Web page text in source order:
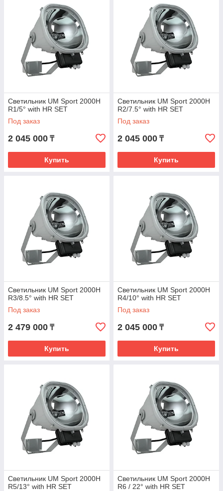
Светильник UM Sport 2000H
R1/5° with HR SET
Под заказ
2 045 000 ₸
Купить
Светильник UM Sport 2000H
R2/7.5° with HR SET
Под заказ
2 045 000 ₸
Купить
Светильник UM Sport 2000H
R3/8.5° with HR SET
Под заказ
2 479 000 ₸
Купить
Светильник UM Sport 2000H
R4/10° with HR SET
Под заказ
2 045 000 ₸
Купить
Светильник UM Sport 2000H
R5/13° with HR SET
Светильник UM Sport 2000H
R6 / 22° with HR SET